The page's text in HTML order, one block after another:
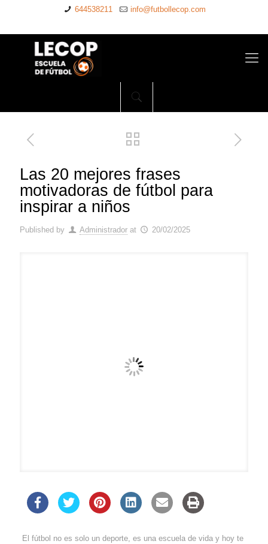
644538211 info@futbollecop.com
Las 20 mejores frases
motivadoras de fútbol para
inspirar a niños
Published by Administrador at 20/02/2025
El fútbol no es solo un deporte, es una escuela de vida y hoy te